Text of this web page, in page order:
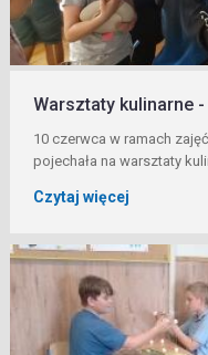
Warsztaty kulinarne -
10 czerwca w ramach
pojechała na warsztaty
Czytaj więcej